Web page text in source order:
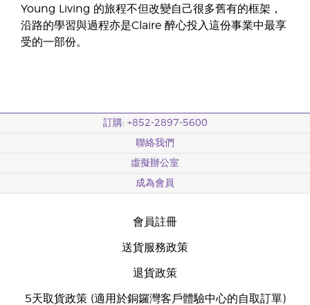
Young Living 的旅程不但改變自己很多舊有的框架，
沿路的學習與過程亦是Claire 醉心投入這份事業中最享
受的一部份。
訂購: +852-2897-5600
聯絡我們
虛擬辦公室
成為會員
會員註冊
送貨服務政策
退貨政策
5天取貨政策 (適用於銅鑼灣客戶體驗中心的自取訂單)